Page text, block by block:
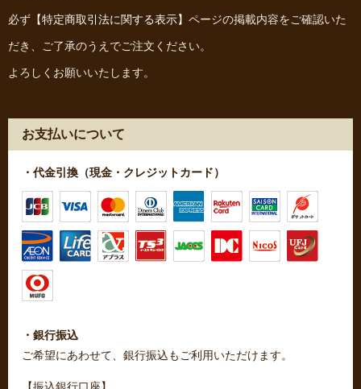
必ず 【特定商取引法に関する表示】 ページの掲載内容をご確認いた
だき、ご了承のうえでご注文ください。
よろしくお願いいたします。
お支払いについて
・代金引換（現金・クレジットカード）
・銀行振込
ご希望にあわせて、銀行振込もご利用いただけます。